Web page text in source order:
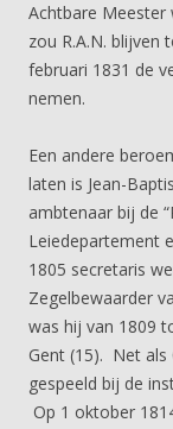
Achtbare
zou R.A.N. blijven
februari 1831 de
nemen.
Een andere
laten is Jean-
ambtenaar bij de
Leiedepartement
1805 secretaris
Zegelbewaarder
was hij van 1809
Gent (15). Net
gespeeld bij de
Op 1 oktober